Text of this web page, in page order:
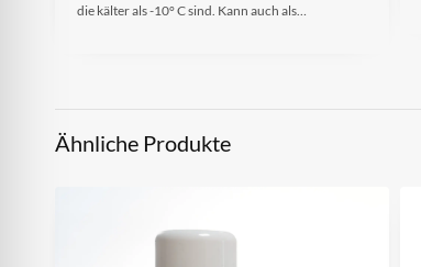
die kälter als -10° C sind. Kann auch als…
Ähnliche Produkte